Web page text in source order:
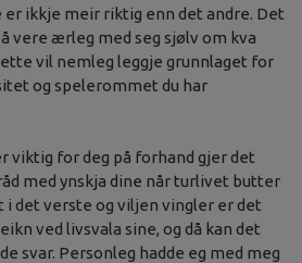
er ikkje meir riktig enn det andre. Det
vere ærleg med seg sjølv om kva
vil nemleg leggje grunnlaget for
og spelerommet du har
viktig for deg på forhand gjer det
med ynskja dine når turlivet butter
i det verste og viljen vingler er det
ved livsvala sine, og då kan det
svar. Personleg hadde eg med meg